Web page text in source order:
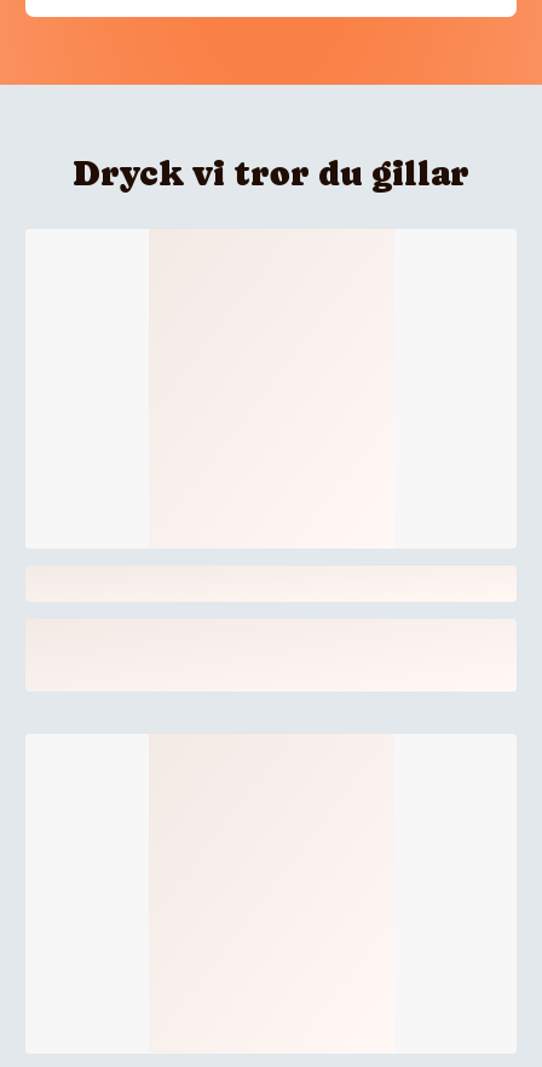
Dryck vi tror du gillar